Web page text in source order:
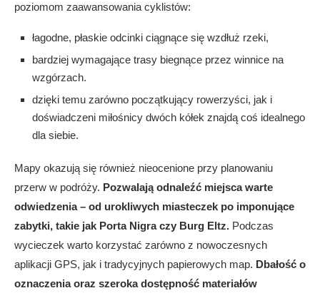
poziomom zaawansowania cyklistów:
łagodne, płaskie odcinki ciągnące się wzdłuż rzeki,
bardziej wymagające trasy biegnące przez winnice na
wzgórzach.
dzięki temu zarówno początkujący rowerzyści, jak i
doświadczeni miłośnicy dwóch kółek znajdą coś idealnego
dla siebie.
Mapy okazują się również nieocenione przy planowaniu
przerw w podróży. Pozwalają odnaleźć miejsca warte
odwiedzenia – od urokliwych miasteczek po imponujące
zabytki, takie jak Porta Nigra czy Burg Eltz. Podczas
wycieczek warto korzystać zarówno z nowoczesnych
aplikacji GPS, jak i tradycyjnych papierowych map. Dbałość o
oznaczenia oraz szeroka dostępność materiałów